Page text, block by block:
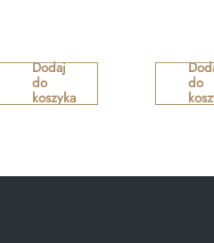
Dodaj
do
koszyka
do